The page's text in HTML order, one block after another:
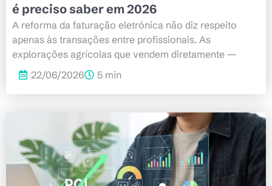
é preciso saber em 2026
A reforma da faturação eletrónica não diz respeito
apenas às transações entre profissionais. As
explorações agrícolas que vendem diretamente —
22/06/2026
5 min